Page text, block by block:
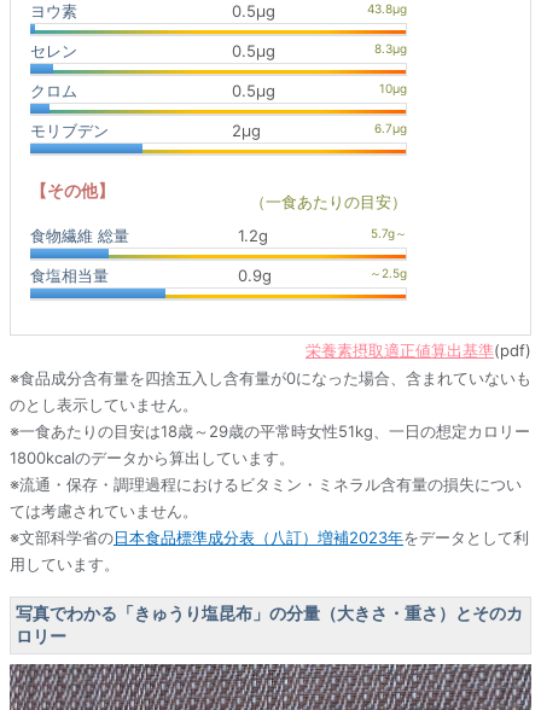
ヨウ素 0.5μg
セレン 0.5μg
クロム 0.5μg
モリブデン 2μg
【その他】
（一食あたりの目安）
食物繊維 総量
1.2g
食塩相当量 0.9g
栄養素摂取適正値算出基準(pdf)
※食品成分含有量を四捨五入し含有量が0になった場合、含まれていないも
のとし表示していません。
※一食あたりの目安は18歳～29歳の平常時女性51kg、一日の想定カロリー
1800kcalのデータから算出しています。
※流通・保存・調理過程におけるビタミン・ミネラル含有量の損失につい
ては考慮されていません。
※文部科学省の日本食品標準成分表（八訂）増補2023年をデータとして利
用しています。
写真でわかる「きゅうり塩昆布」の分量（大きさ・重さ）とそのカ
ロリー